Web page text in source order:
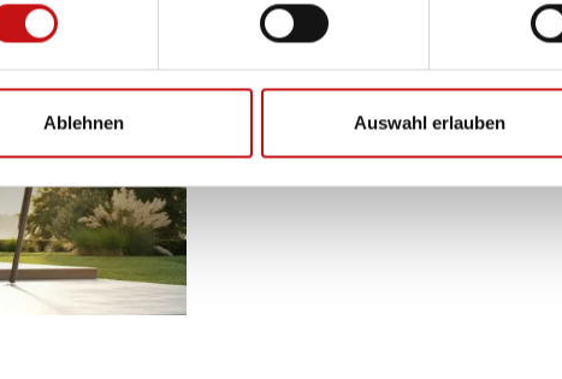
Ablehnen Auswahl erlauben